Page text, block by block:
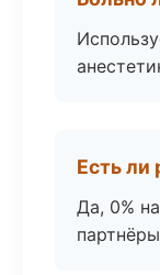
Есть ли
Да, 0%